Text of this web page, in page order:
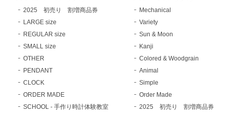
2025 初売り 割増商品券
LARGE size
REGULAR size
SMALL size
OTHER
PENDANT
CLOCK
ORDER MADE
SCHOOL - 手作り時計体験教室
Mechanical
Variety
Sun & Moon
Kanji
Colored & Woodgrain
Animal
Simple
Order Made
2025 初売り 割増商品券